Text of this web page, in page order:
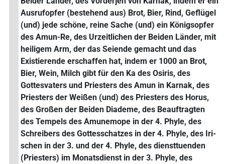
Ausrufopfer (bestehend aus) Brot, Bier, Rind, Geflügel
(und) jede schöne, reine Sache (und) ein Königsopfer
des Amun-Re, des Urzeitlichen der Beiden Länder, mit
heiligem Arm, der das Seiende gemacht und das
Existierende erschaffen hat, indem er 1000 an Brot,
Bier, Wein, Milch gibt für den Ka des Osiris, des
Gottesvaters und Priesters des Amun in Karnak, des
Priesters der Weißen (und) des Priesters des Horus,
des Großen der Beiden Diademe, des Beauftragten
des Tempels des Amunemope in der 4. Phyle, des
Schreibers des Gottesschatzes in der 4. Phyle, des Iri-
schen in der 3. und der 4. Phyle, des diensttuenden
(Priesters) im Monatsdienst in der 3. Phyle, des